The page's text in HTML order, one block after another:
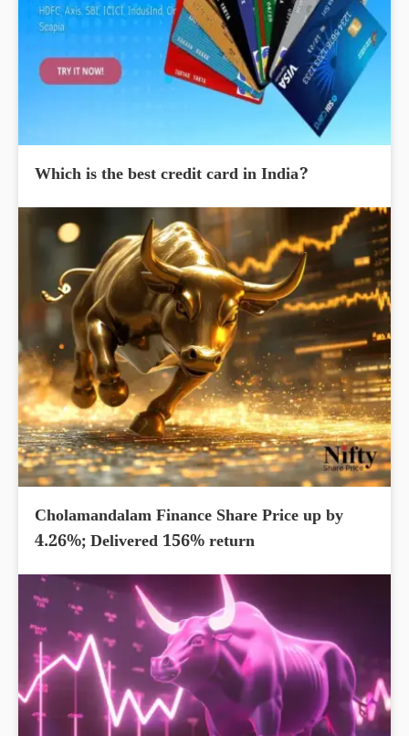
Which is the best credit card in India?
Cholamandalam Finance Share Price up by
4.26%; Delivered 156% return